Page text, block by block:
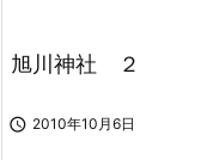
旭川神社 ２
 2010年10月6日